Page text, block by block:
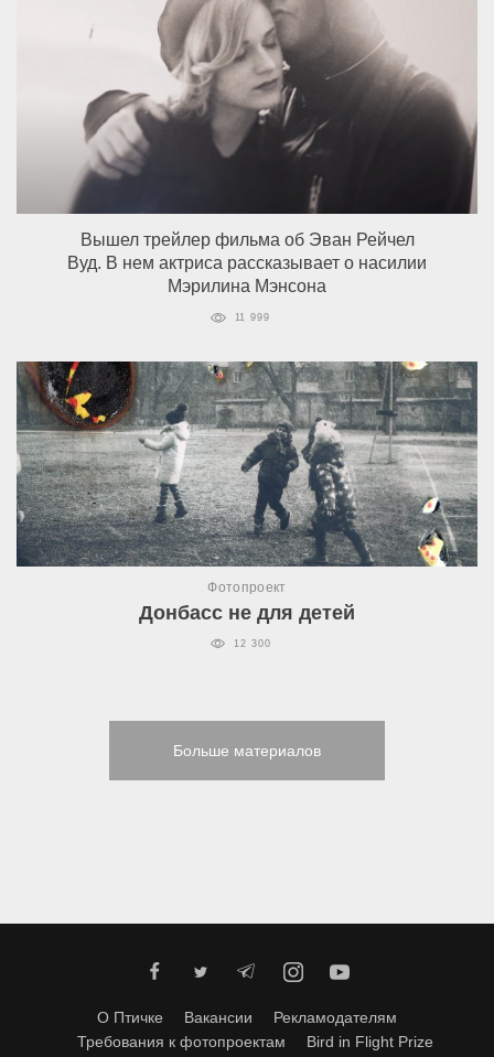
Вышел трейлер фильма об Эван Рейчел
Вуд. В нем актриса рассказывает о насилии
Мэрилина Мэнсона
11 999
Фотопроект
Донбасс не для детей
12 300
Больше материалов
О Птичке Вакансии
Рекламодателям
Требования к фотопроектам
Bird in Flight Prize